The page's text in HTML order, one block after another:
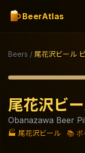
BeerAtlas
Beers / 尾花沢ビール
尾花沢ビ
Obanazawa Beer
🏭 尾花沢ビール 📚 ボ